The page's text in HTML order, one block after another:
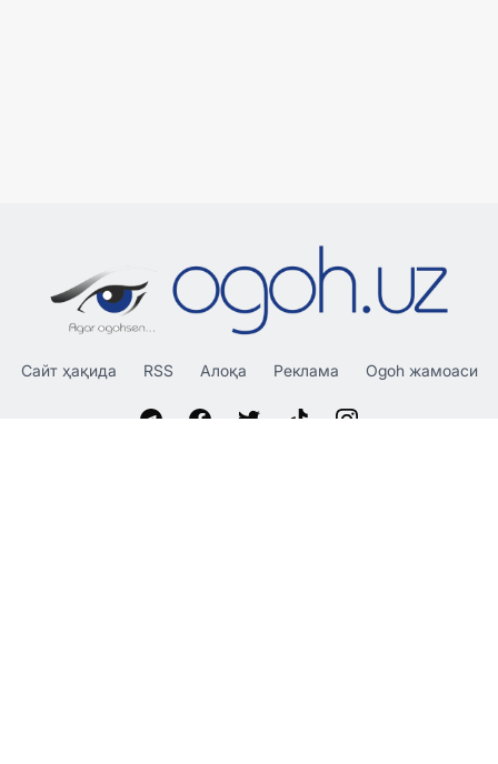
Сайт ҳақида RSS Алоқа Реклама Ogoh жамоаси